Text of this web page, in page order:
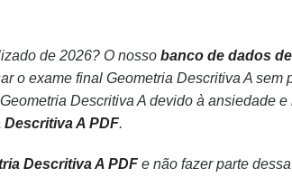
de 2026? O nosso banco de dados
o exame final Geometria Descritiva A sem
Descritiva A devido à ansiedade
A PDF.
Descritiva A PDFe não fazer parte